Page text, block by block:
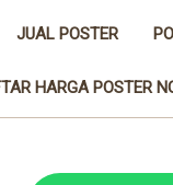
JUAL POSTER
HARGA POSTER